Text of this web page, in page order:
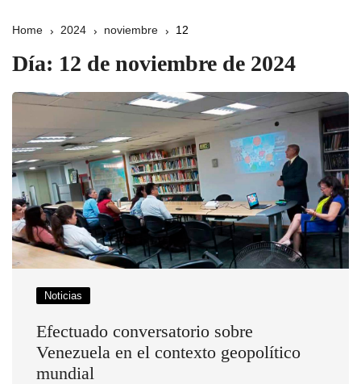
Home 2024 noviembre 12
Día: 12 de noviembre de 2024
Noticias
Efectuado conversatorio sobre
Venezuela en el contexto geopolítico
mundial